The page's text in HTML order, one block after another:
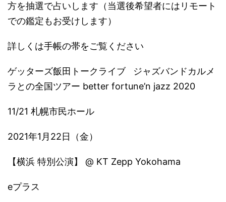
方を抽選で占いします（当選後希望者にはリモート
での鑑定もお受けします）
詳しくは手帳の帯をご覧ください
ゲッターズ飯田トークライブ ジャズバンドカルメ
ラとの全国ツアー better fortune’n jazz 2020
11/21 札幌市民ホール
2021年1月22日（金）
【横浜 特別公演】 @ KT Zepp Yokohama
eプラス